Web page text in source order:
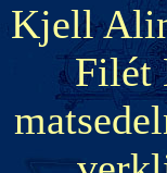
Kjell
Filét